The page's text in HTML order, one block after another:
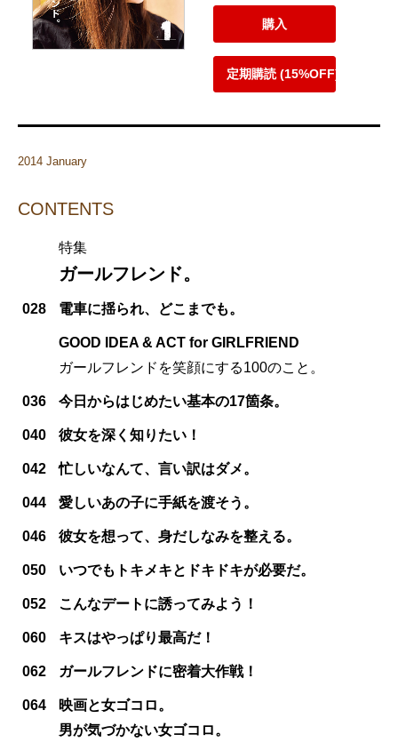
購入
定期購読 (15%OFF)
2014 January
CONTENTS
特集
ガールフレンド。
028 電車に揺られ、どこまでも。
GOOD IDEA & ACT for GIRLFRIEND
ガールフレンドを笑顔にする100のこと。
036 今日からはじめたい基本の17箇条。
040 彼女を深く知りたい！
042 忙しいなんて、言い訳はダメ。
044 愛しいあの子に手紙を渡そう。
046 彼女を想って、身だしなみを整える。
050 いつでもトキメキとドキドキが必要だ。
052 こんなデートに誘ってみよう！
060 キスはやっぱり最高だ！
062 ガールフレンドに密着大作戦！
064
映画と女ゴコロ。
男が気づかない女ゴコロ。